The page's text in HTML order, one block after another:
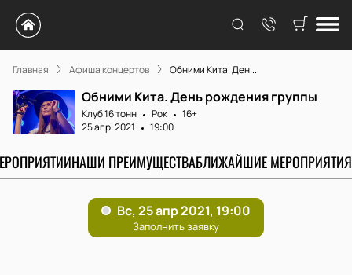
Главная Афиша концертов Обними Кита. Ден...
Обними Кита. День рождения группы
Клуб 16 тонн Рок
16+
25 апр. 2021
19:00
НАШИ ПРЕИМУЩЕСТВАБЛИЖАЙШИЕ МЕРОПРИЯТИЯ